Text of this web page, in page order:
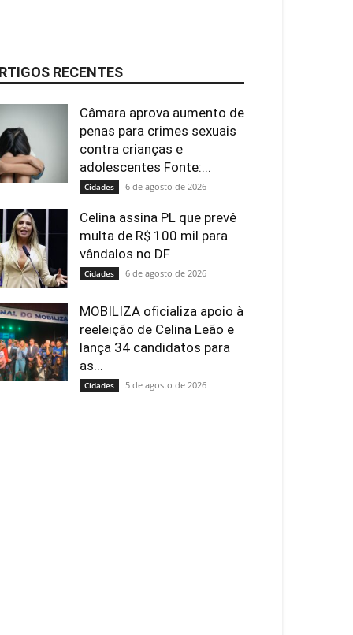
RECENTES
Câmara aprova aumento de
penas para crimes sexuais
contra crianças e
adolescentes Fonte:...
Cidades 6 de agosto de 2026
Celina assina PL que prevê
multa de R$ 100 mil para
vândalos no DF
Cidades 6 de agosto de 2026
MOBILIZA oficializa apoio à
reeleição de Celina Leão e
lança 34 candidatos para
as...
Cidades 5 de agosto de 2026